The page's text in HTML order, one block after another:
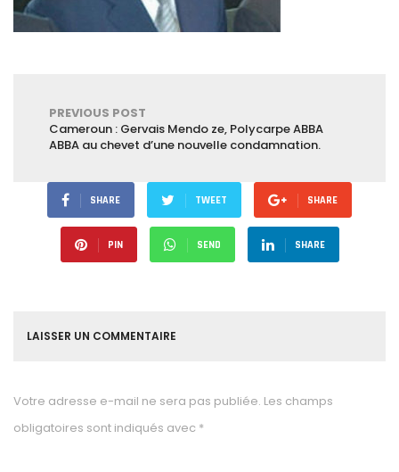
PREVIOUS POST
Cameroun : Gervais Mendo ze, Polycarpe ABBA
ABBA au chevet d’une nouvelle condamnation.
SHARE TWEET SHARE
PIN SEND SHARE
LAISSER UN COMMENTAIRE
Votre adresse e-mail ne sera pas publiée. Les champs
obligatoires sont indiqués avec *